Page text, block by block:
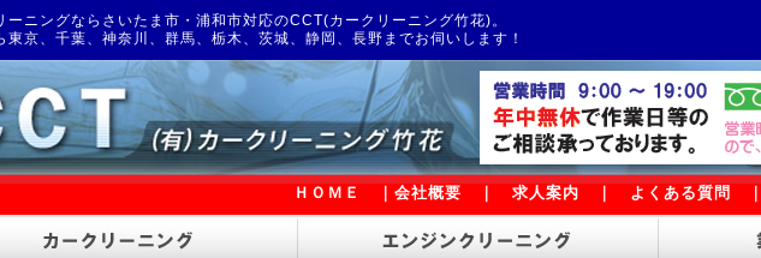
ーニングならさいたま市・浦和市対応のCCT(カークリーニング竹花)。
東京、千葉、神奈川、群馬、栃木、茨城、静岡、長野までお伺いします！
ＨＯＭＥ 会社概要 求人案内 よくある質問